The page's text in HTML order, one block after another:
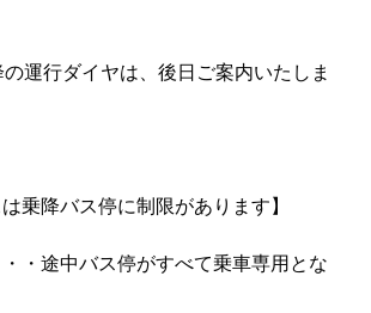
運行ダイヤは、後日ご案内いたしま
乗降バス停に制限があります】
・途中バス停がすべて乗車専用とな